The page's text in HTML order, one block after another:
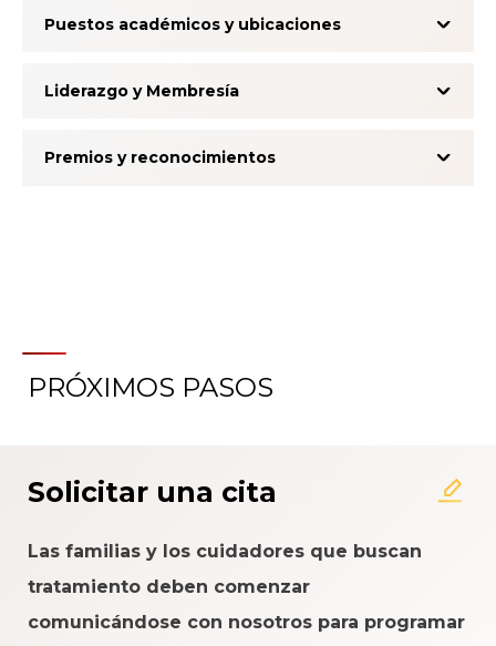
Puestos académicos y ubicaciones
Liderazgo y Membresía
Premios y reconocimientos
Acerca del Sistema de
del Paciente
PRÓXIMOS PASOS
Solicitar una cita
Las familias y los cuidadores que buscan
tratamiento deben comenzar
comunicándose con nosotros para programar